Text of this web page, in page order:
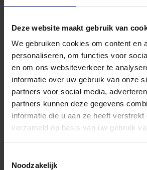
Deze website maakt gebruik van
We gebruiken cookies om content en
personaliseren, om functies voor
en om ons websiteverkeer te
informatie over uw gebruik van onze
partners voor social media,
partners kunnen deze gegevens
informatie die u aan ze heeft verstrekt
verzameld op basis van uw gebruik
Noodzakelijk
met
afvoer
KLV50GSE80
Set
met